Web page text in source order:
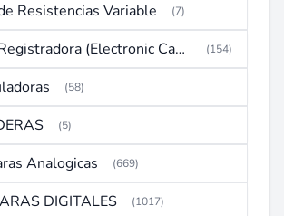
Resistencias Variable (7)
Caja Registradora (Electronic Cash Register) (154)
(58)
(5)
Analogicas (669)
DIGITALES (1017)